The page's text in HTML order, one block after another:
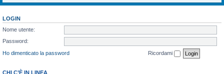
LOGIN
Nome utente:
Password:
Ho dimenticato la password
Ricordami
CHI C’È IN LINEA